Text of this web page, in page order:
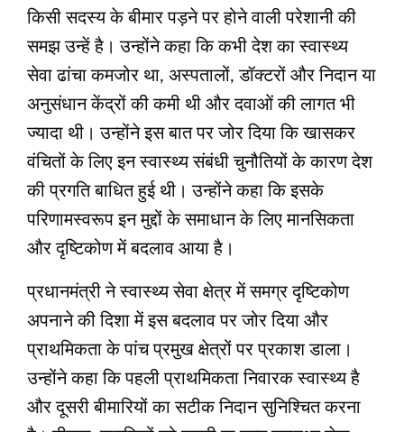
किसी सदस्य के बीमार पड़ने पर होने वाली परेशानी की
समझ उन्हें है। उन्होंने कहा कि कभी देश का स्वास्थ्य
सेवा ढांचा कमजोर था, अस्पतालों, डॉक्टरों और निदान या
अनुसंधान केंद्रों की कमी थी और दवाओं की लागत भी
ज्यादा थी। उन्होंने इस बात पर जोर दिया कि खासकर
वंचितों के लिए इन स्वास्थ्य संबंधी चुनौतियों के कारण देश
की प्रगति बाधित हुई थी। उन्होंने कहा कि इसके
परिणामस्वरूप इन मुद्दों के समाधान के लिए मानसिकता
और दृष्टिकोण में बदलाव आया है।
प्रधानमंत्री ने स्वास्थ्य सेवा क्षेत्र में समग्र दृष्टिकोण
अपनाने की दिशा में इस बदलाव पर जोर दिया और
प्राथमिकता के पांच प्रमुख क्षेत्रों पर प्रकाश डाला।
उन्होंने कहा कि पहली प्राथमिकता निवारक स्वास्थ्य है
और दूसरी बीमारियों का सटीक निदान सुनिश्चित करना